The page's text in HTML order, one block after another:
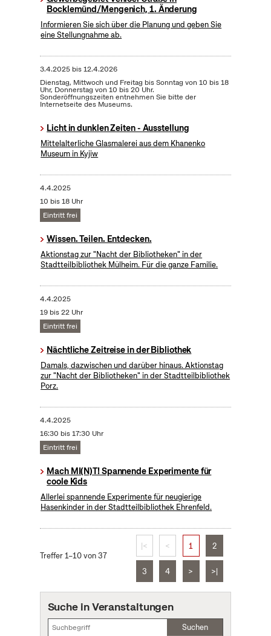
Bocklemünd/Mengenich, 1. Änderung
Informieren Sie sich über die Planung und geben Sie
eine Stellungnahme ab.
3.4.2025bis12.4.2026
Dienstag, Mittwoch und Freitag bis Sonntag von 10 bis 18
Uhr, Donnerstag von 10 bis 20 Uhr.
Sonderöffnungszeiten entnehmen Sie bitte der
Internetseite des Museums.
Licht in dunklen Zeiten - Ausstellung
Mittelalterliche Glasmalerei aus dem Khanenko
Museum in Kyjiw
4.4.2025
10 bis 18 Uhr
Eintritt frei
Wissen. Teilen. Entdecken.
Aktionstag zur "Nacht der Bibliotheken" in der
Stadtteilbibliothek Mülheim. Für die ganze Familie.
4.4.2025
19 bis 22 Uhr
Eintritt frei
Nächtliche Zeitreise in der Bibliothek
Damals, dazwischen und darüber hinaus. Aktionstag
zur "Nacht der Bibliotheken" in der Stadtteilbibliothek
Porz.
4.4.2025
16:30 bis 17:30 Uhr
Eintritt frei
Mach MI(N)T! Spannende Experimente für
coole Kids
Allerlei spannende Experimente für neugierige
Hasenkinder in der Stadtteilbibliothek Ehrenfeld.
Treffer 1–10 von 37
|< < 1 2
3 4 > >|
Suche in Veranstaltungen
Suchen